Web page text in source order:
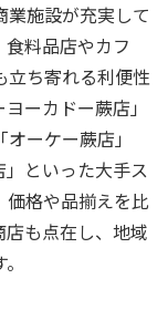
施設が充実して
料品店やカフ
立ち寄れる利便性
ーカドー蕨店」
ーケー蕨店」
」といった大手ス
格や品揃えを比
も点在し、地域